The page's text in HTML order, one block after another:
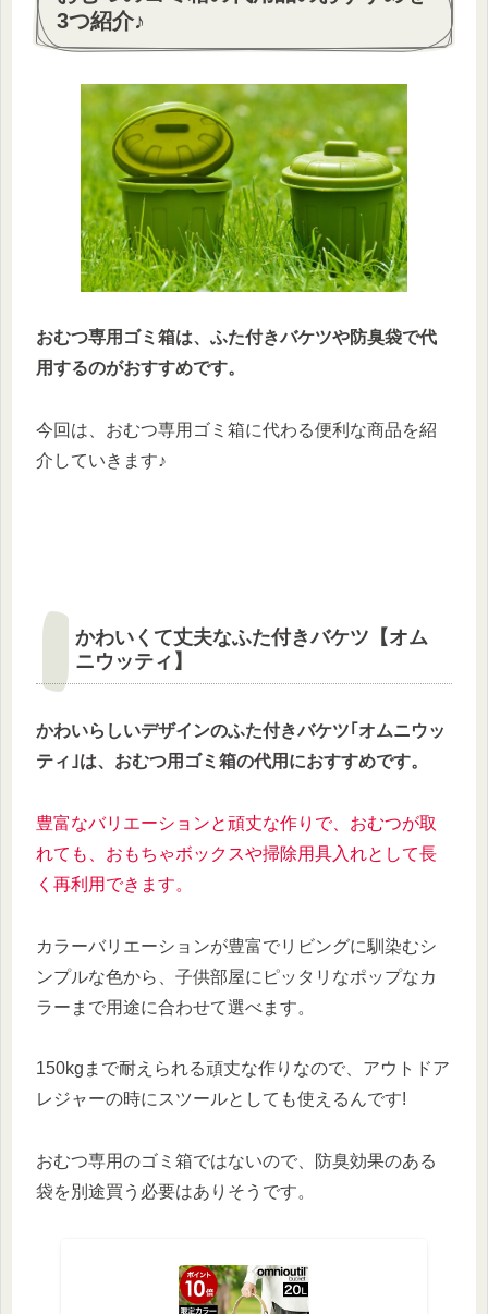
3つ紹介♪
おむつ専用ゴミ箱は、ふた付きバケツや防臭袋で代
用するのがおすすめです。
今回は、おむつ専用ゴミ箱に代わる便利な商品を紹
介していきます♪
かわいくて丈夫なふた付きバケツ【オム
ニウッティ】
かわいらしいデザインのふた付きバケツ｢オムニウッ
ティ｣は、おむつ用ゴミ箱の代用におすすめです。
豊富なバリエーションと頑丈な作りで、おむつが取
れても、おもちゃボックスや掃除用具入れとして長
く再利用できます。
カラーバリエーションが豊富でリビングに馴染むシ
ンプルな色から、子供部屋にピッタリなポップなカ
ラーまで用途に合わせて選べます。
150kgまで耐えられる頑丈な作りなので、アウトドア
レジャーの時にスツールとしても使えるんです!
おむつ専用のゴミ箱ではないので、防臭効果のある
袋を別途買う必要はありそうです。